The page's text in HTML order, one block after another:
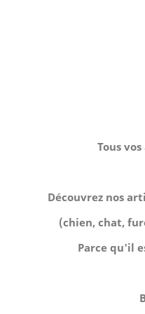
Tous
Découvrez nos
(chien, chat,
Parce qu'il